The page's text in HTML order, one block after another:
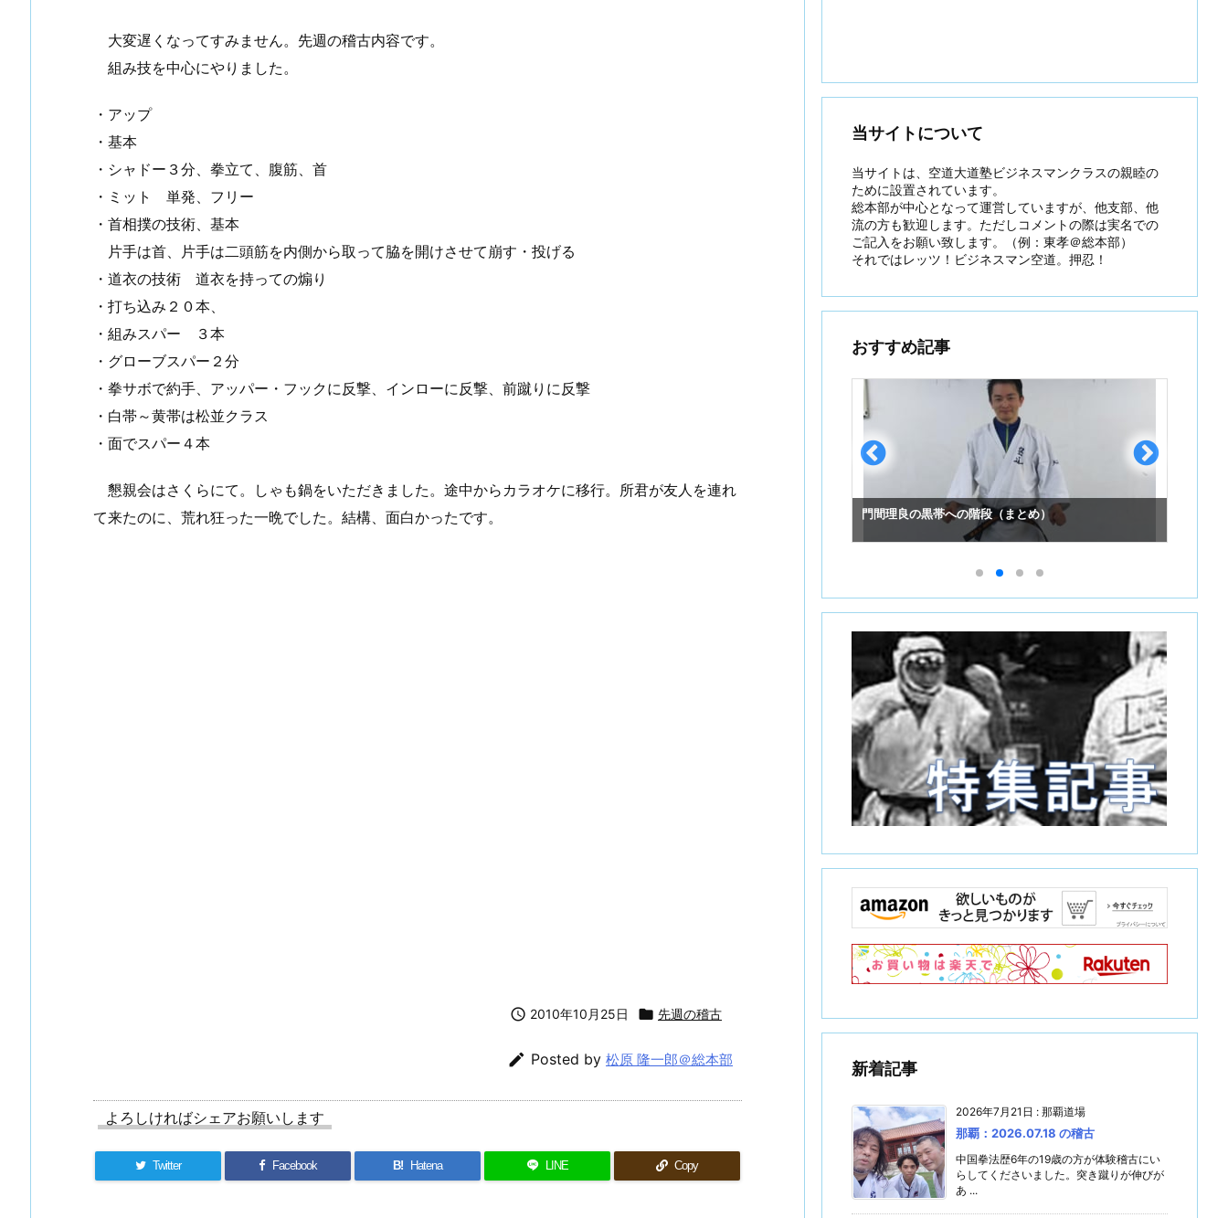
大変遅くなってすみません。先週の稽古内容です。
組み技を中心にやりました。
・アップ
・基本
・シャドー３分、拳立て、腹筋、首
・ミット 単発、フリー
・首相撲の技術、基本
片手は首、片手は二頭筋を内側から取って脇を開けさせて崩す・投げる
・道衣の技術 道衣を持っての煽り
・打ち込み２０本、
・組みスパー ３本
・グローブスパー２分
・拳サボで約手、アッパー・フックに反撃、インローに反撃、前蹴りに反撃
・白帯～黄帯は松並クラス
・面でスパー４本
懇親会はさくらにて。しゃも鍋をいただきました。途中からカラオケに移行。所君が友人を連れ
て来たのに、荒れ狂った一晩でした。結構、面白かったです。
 2010年10月25日  先週の稽古
 Posted by 松原 隆一郎＠総本部
よろしければシェアお願いします
Twitter Facebook B! Hatena LINE Copy
当サイトについて
当サイトは、空道大道塾ビジネスマンクラスの親睦の
ために設置されています。
総本部が中心となって運営していますが、他支部、他
流の方も歓迎します。ただしコメントの際は実名での
ご記入をお願い致します。（例：東孝＠総本部）
それではレッツ！ビジネスマン空道。押忍！
おすすめ記事
入れ （①初めての投稿） 谷川先輩昇段おめでとうございます！ 門間理良の黒帯への階段（まとめ）
新着記事
2026年7月21日 : 那覇道場
那覇：2026.07.18 の稽古
中国拳法歴6年の19歳の方が体験稽古にい
らしてくださいました。突き蹴りが伸びが
あ ...